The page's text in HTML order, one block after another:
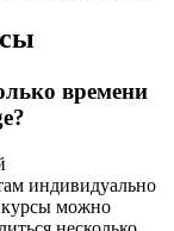
времени
индивидуально
курсы можно